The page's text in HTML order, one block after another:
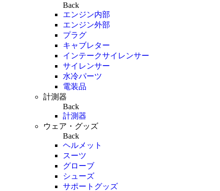
Back
エンジン内部
エンジン外部
プラグ
キャブレター
インテークサイレンサー
サイレンサー
水冷パーツ
電装品
計測器
Back
計測器
ウェア・グッズ
Back
ヘルメット
スーツ
グローブ
シューズ
サポートグッズ